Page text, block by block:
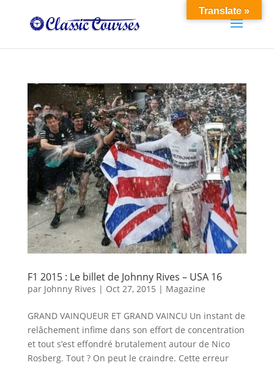
F1 2015 : Le billet de Johnny Rives – USA 16
par Johnny Rives | Oct 27, 2015 | Magazine
GRAND VAINQUEUR ET GRAND VAINCU Un instant de
relâchement infime dans son effort de concentration
et tout s’est effondré brutalement autour de Nico
Rosberg. Tout ? On peut le craindre. Cette erreur
Translate »